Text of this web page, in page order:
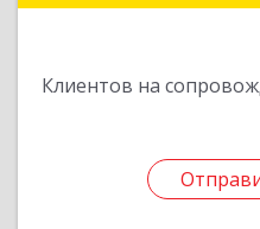
Клиентов на